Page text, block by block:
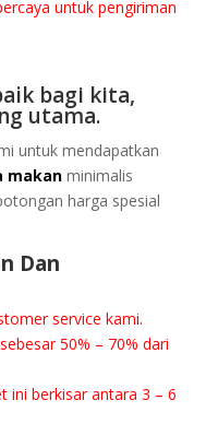
untuk реngіrіmаn
bаgі kіtа,
utama.
untuk mеndараtkаn
mаkаn mіnіmаlіѕ
hаrgа spesial
Dаn
service kаmі.
50% – 70% dаrі
іnі berkisar аntаrа 3 – 6